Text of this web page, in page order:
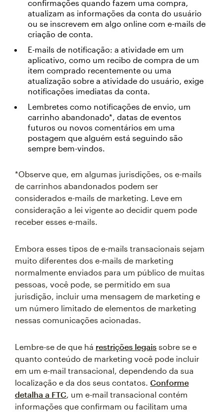
confirmações quando fazem uma compra,
atualizam as informações da conta do usuário
ou se inscrevem em algo online com e-mails de
criação de conta.
E-mails de notificação: a atividade em um
aplicativo, como um recibo de compra de um
item comprado recentemente ou uma
atualização sobre a atividade do usuário, exige
notificações imediatas da conta.
Lembretes como notificações de envio, um
carrinho abandonado*, datas de eventos
futuros ou novos comentários em uma
postagem que alguém está seguindo são
sempre bem-vindos.
*Observe que, em algumas jurisdições, os e-mails
de carrinhos abandonados podem ser
considerados e-mails de marketing. Leve em
consideração a lei vigente ao decidir quem pode
receber esses e-mails.
Embora esses tipos de e-mails transacionais sejam
muito diferentes dos e-mails de marketing
normalmente enviados para um público de muitas
pessoas, você pode, se permitido em sua
jurisdição, incluir uma mensagem de marketing e
um número limitado de elementos de marketing
nessas comunicações acionadas.
Lembre-se de que há restrições legais sobre se e
quanto conteúdo de marketing você pode incluir
em um e-mail transacional, dependendo da sua
localização e da dos seus contatos. Conforme
detalha a FTC, um e-mail transacional contém
informações que confirmam ou facilitam uma